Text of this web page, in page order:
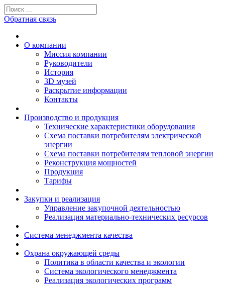
Обратная связь
О компании
Миссия компании
Руководители
История
3D музей
Раскрытие информации
Контакты
Производство и продукция
Технические характеристики оборудования
Схема поставки потребителям электрической
энергии
Схема поставки потребителям тепловой энергии
Реконструкция мощностей
Продукция
Тарифы
Закупки и реализация
Управление закупочной деятельностью
Реализация материально-технических ресурсов
Система менеджмента качества
Охрана окружающей среды
Политика в области качества и экологии
Система экологического менеджмента
Реализация экологических программ